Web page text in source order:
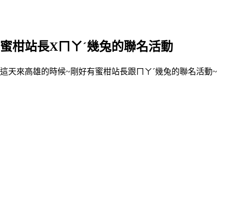
蜜柑站長Xㄇㄚˊ幾兔的聯名活動
這天來高雄的時候~剛好有蜜柑站長跟ㄇㄚˊ幾兔的聯名活動~